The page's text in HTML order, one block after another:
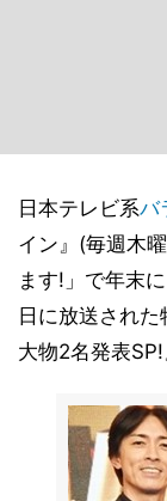
日本テレビ系バ
イン』(毎週木
ます!」で年末
日に放送され
大物2名発表